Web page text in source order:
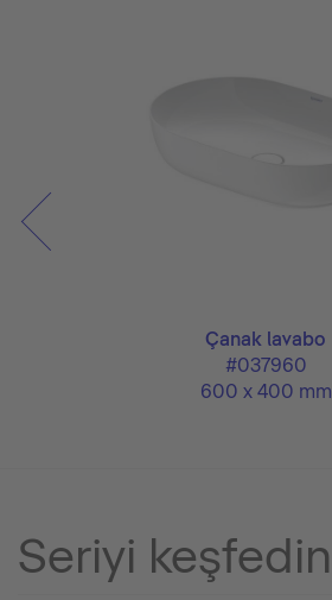
Çanak lavabo
#037960
600 x 400 mm
Seriyi keşfedin